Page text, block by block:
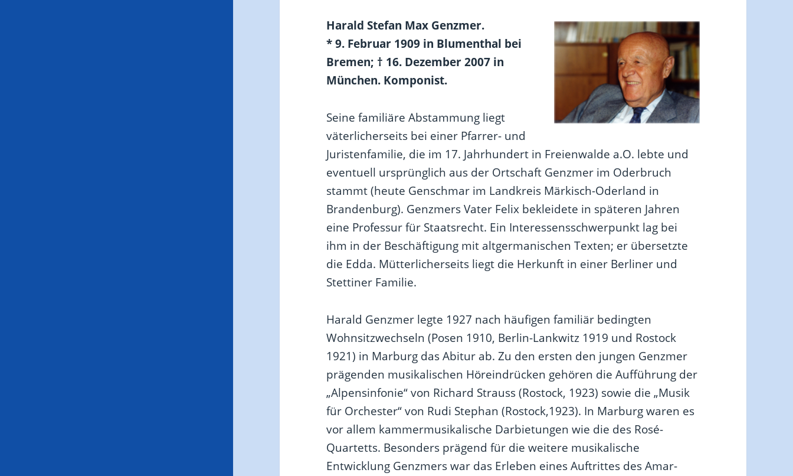
Harald Stefan Max Genzmer.
* 9. Februar 1909 in Blumenthal bei
Bremen; † 16. Dezember 2007 in
München. Komponist.
Seine familiäre Abstammung liegt
väterlicherseits bei einer Pfarrer- und
Juristenfamilie, die im 17. Jahrhundert in Freienwalde a.O. lebte und
eventuell ursprünglich aus der Ortschaft Genzmer im Oderbruch
stammt (heute Genschmar im Landkreis Märkisch-Oderland in
Brandenburg). Genzmers Vater Felix bekleidete in späteren Jahren
eine Professur für Staatsrecht. Ein Interessensschwerpunkt lag bei
ihm in der Beschäftigung mit altgermanischen Texten; er übersetzte
die Edda. Mütterlicherseits liegt die Herkunft in einer Berliner und
Stettiner Familie.
Harald Genzmer legte 1927 nach häufigen familiär bedingten
Wohnsitzwechseln (Posen 1910, Berlin-Lankwitz 1919 und Rostock
1921) in Marburg das Abitur ab. Zu den ersten den jungen Genzmer
prägenden musikalischen Höreindrücken gehören die Aufführung der
„Alpensinfonie“ von Richard Strauss (Rostock, 1923) sowie die „Musik
für Orchester“ von Rudi Stephan (Rostock,1923). In Marburg waren es
vor allem kammermusikalische Darbietungen wie die des Rosé-
Quartetts. Besonders prägend für die weitere musikalische
Entwicklung Genzmers war das Erleben eines Auftrittes des Amar-